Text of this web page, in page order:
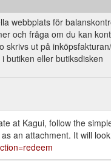
webbplats för
och fråga om du kan
skrivs ut på
butiken eller butiksdisken
at Kagui, follow the
an attachment. It will